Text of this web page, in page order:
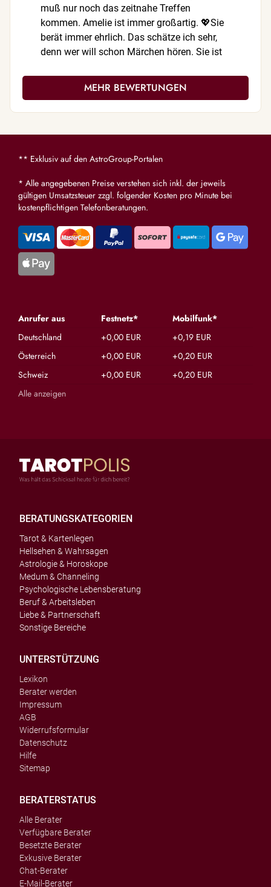
muß nur noch das zeitnahe Treffen
kommen. Amelie ist immer großartig. 💖Sie
berät immer ehrlich. Das schätze ich sehr,
denn wer will schon Märchen hören. Sie ist
ihr und es trifft ein was Sie sagt. Danke 🍀🍀
MEHR BEWERTUNGEN
** Exklusiv auf den AstroGroup-Portalen
* Alle angegebenen Preise verstehen sich inkl. der jeweils
gültigen Umsatzsteuer zzgl. folgender Kosten pro Minute bei
kostenpflichtigen Telefonberatungen.
Anrufer aus Festnetz*
Mobilfunk*
Deutschland
+0,00 EUR
+0,19 EUR
Österreich
+0,00 EUR
+0,20 EUR
Schweiz
+0,00 EUR
+0,20 EUR
Alle anzeigen
BERATUNGSKATEGORIEN
Tarot & Kartenlegen
Hellsehen & Wahrsagen
Astrologie & Horoskope
Medum & Channeling
Psychologische Lebensberatung
Beruf & Arbeitsleben
Liebe & Partnerschaft
Sonstige Bereiche
UNTERSTÜTZUNG
Lexikon
Berater werden
Impressum
AGB
Widerrufsformular
Datenschutz
Hilfe
Sitemap
BERATERSTATUS
Alle Berater
Verfügbare Berater
Besetzte Berater
Exkusive Berater
Chat-Berater
E-Mail-Berater